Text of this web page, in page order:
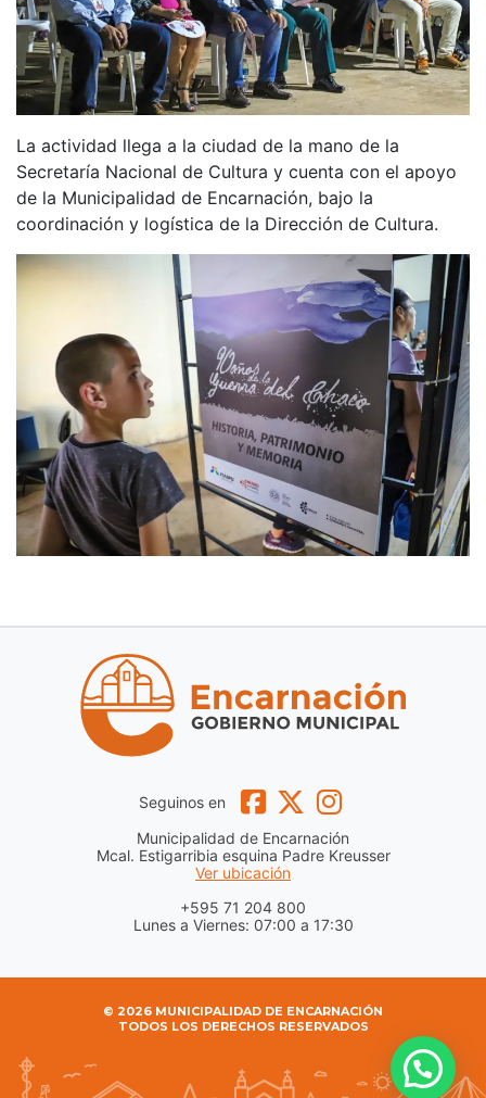
La actividad llega a la ciudad de la mano de la
Secretaría Nacional de Cultura y cuenta con el apoyo
de la Municipalidad de Encarnación, bajo la
coordinación y logística de la Dirección de Cultura.
Seguinos en
Municipalidad de Encarnación
Mcal. Estigarribia esquina Padre Kreusser
Ver ubicación
+595 71 204 800
Lunes a Viernes: 07:00 a 17:30
© 2026 MUNICIPALIDAD DE ENCARNACIÓN
TODOS LOS DERECHOS RESERVADOS